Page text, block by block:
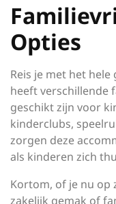
Opties
Reis je met het hele
heeft verschillende
geschikt zijn voor
kinderclubs,
zorgen deze
als kinderen zich
Kortom, of je nu op
zakelijk gemak of